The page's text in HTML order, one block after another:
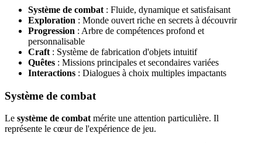
Système de combat : Fluide, dynamique et satisfaisant
Exploration : Monde ouvert riche en secrets à découvrir
Progression : Arbre de compétences profond et
personnalisable
Craft : Système de fabrication d'objets intuitif
Quêtes : Missions principales et secondaires variées
Interactions : Dialogues à choix multiples impactants
Système de combat
Le système de combat mérite une attention particulière. Il
représente le cœur de l'expérience de jeu.